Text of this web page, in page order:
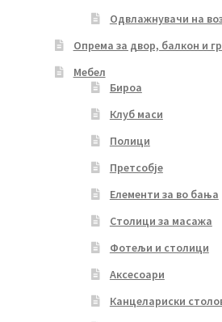
Одвлажнувачи на
Опрема за двор, балкон и
Мебел
Бироа
Клуб маси
Полици
Претсобје
Елементи за во бања
Столици за масажа
Фотељи и столици
Аксесоари
Канцелариски